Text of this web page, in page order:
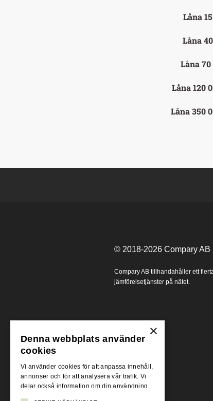
Låna
Låna
Låna
Låna 120
Låna 350
© 2018-2026 Compary AB
Compary AB tillhandahåller ett
jämförelsetjänster på nätet.
×
Denna webbplats använder
cookies
Vi använder cookies för att anpassa innehåll,
annonser och för att analysera vår trafik. Vi
delar också information om din användning